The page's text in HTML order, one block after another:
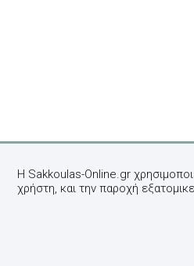
Η Sakkoulas-Online.gr
χρήστη, και την παροχή